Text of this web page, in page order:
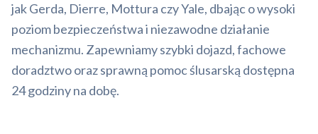
jak Gerda, Dierre, Mottura czy Yale, dbając o wysoki
poziom bezpieczeństwa i niezawodne działanie
mechanizmu. Zapewniamy szybki dojazd, fachowe
doradztwo oraz sprawną pomoc ślusarską dostępna
24 godziny na dobę.